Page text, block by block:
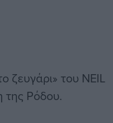
ζευγάρι» του NEIL
της Ρόδου.